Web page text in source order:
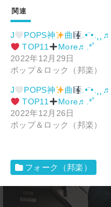
関連
J POPS神 曲
TOP11
More♬.*ﾟ
2022年12月29日
ポップ＆ロック（邦楽）
J POPS神 曲
TOP11
More♬.*ﾟ
2022年12月26日
ポップ＆ロック（邦楽）
フォーク（邦楽）